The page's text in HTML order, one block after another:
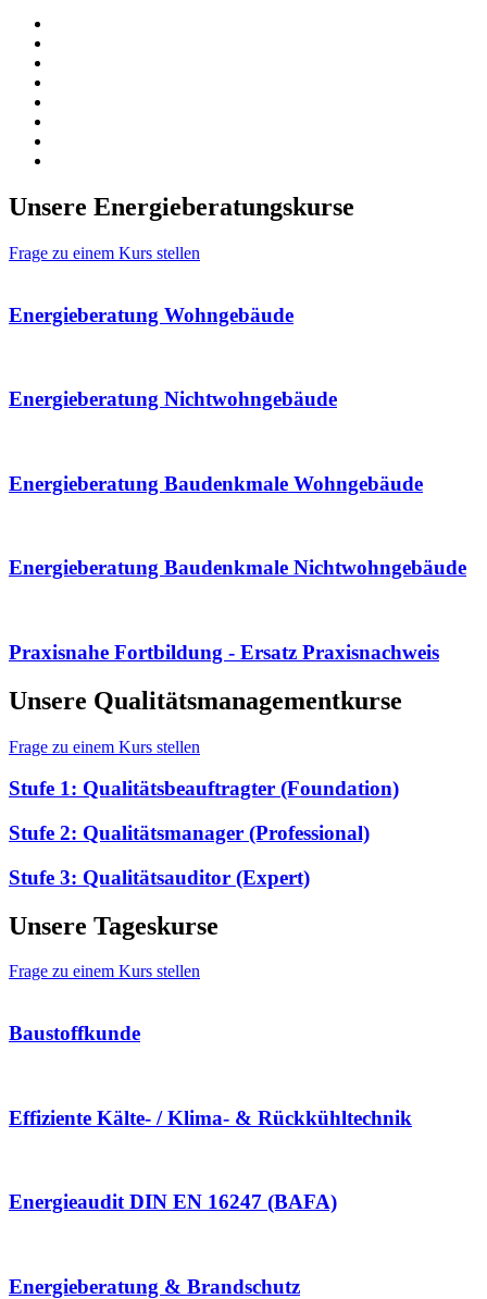
Unsere Energieberatungskurse
Frage zu einem Kurs stellen
Energieberatung Wohngebäude
Energieberatung Nichtwohngebäude
Energieberatung Baudenkmale Wohngebäude
Energieberatung Baudenkmale Nichtwohngebäude
Praxisnahe Fortbildung - Ersatz Praxisnachweis
Unsere Qualitätsmanagementkurse
Frage zu einem Kurs stellen
Stufe 1: Qualitätsbeauftragter (Foundation)
Stufe 2: Qualitätsmanager (Professional)
Stufe 3: Qualitätsauditor (Expert)
Unsere Tageskurse
Frage zu einem Kurs stellen
Baustoffkunde
Effiziente Kälte- / Klima- & Rückkühltechnik
Energieaudit DIN EN 16247 (BAFA)
Energieberatung & Brandschutz